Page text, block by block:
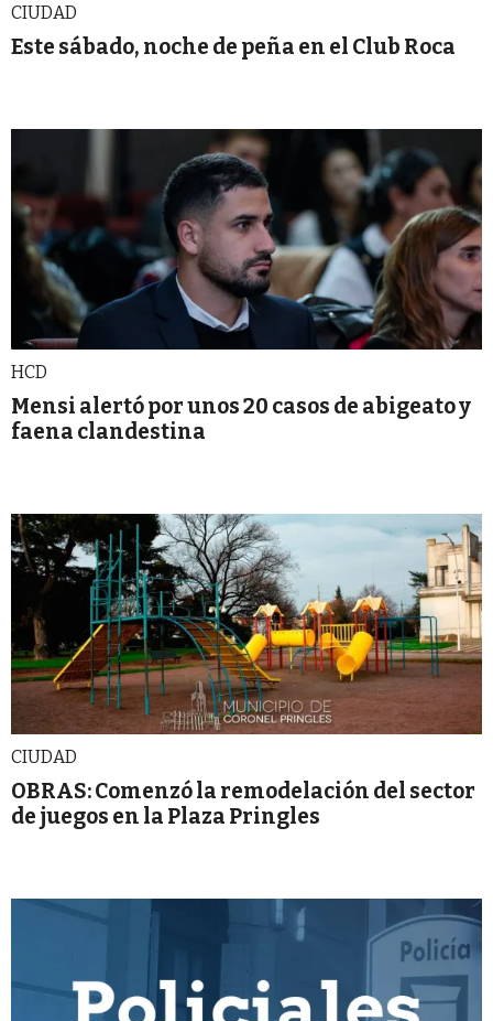
CIUDAD
Este sábado, noche de peña en el Club Roca
HCD
Mensi alertó por unos 20 casos de abigeato y
faena clandestina
CIUDAD
OBRAS: Comenzó la remodelación del sector
de juegos en la Plaza Pringles